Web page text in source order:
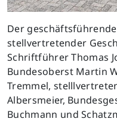
Der
stellvertretender
Schriftführer Thomas
Bundesoberst Martin
Tremmel,
Albersmeier,
Buchmann und